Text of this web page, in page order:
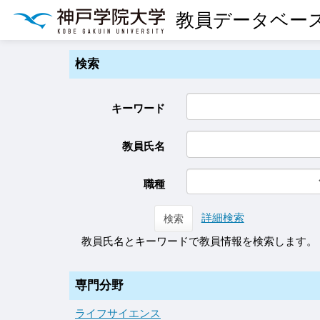
教員データベー
検索
キーワード
教員氏名
職種
検索
詳細検索
教員氏名とキーワードで教員情報を検索します。
専門分野
ライフサイエンス